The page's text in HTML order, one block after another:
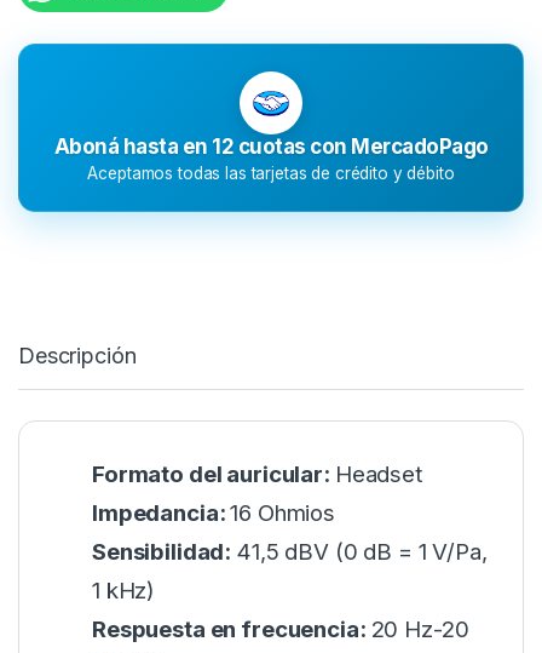
Aboná hasta en 12 cuotas con MercadoPago
Aceptamos todas las tarjetas de crédito y débito
Descripción
Formato del auricular: Headset
Impedancia:16 Ohmios
Sensibilidad: 41,5 dBV (0 dB = 1 V/Pa,
1 kHz)
Respuesta en frecuencia: 20 Hz-20